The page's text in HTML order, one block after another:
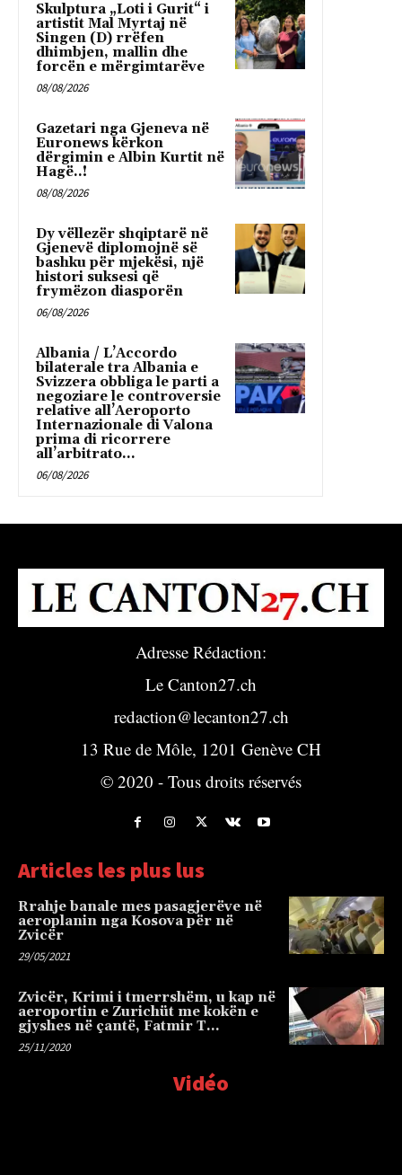
Skulptura „Loti i Gurit“ i
artistit Mal Myrtaj në
Singen (D) rrëfen
dhimbjen, mallin dhe
forcën e mërgimtarëve
08/08/2026
Gazetari nga Gjeneva në
Euronews kërkon
dërgimin e Albin Kurtit në
Hagë..!
08/08/2026
Dy vëllezër shqiptarë në
Gjenevë diplomojnë së
bashku për mjekësi, një
histori suksesi që
frymëzon diasporën
06/08/2026
Albania / L’Accordo
bilaterale tra Albania e
Svizzera obbliga le parti a
negoziare le controversie
relative all’Aeroporto
Internazionale di Valona
prima di ricorrere
all’arbitrato...
06/08/2026
Adresse Rédaction:
Le Canton27.ch
redaction@lecanton27.ch
13 Rue de Môle, 1201 Genève CH
© 2020 - Tous droits réservés
Articles les plus lus
Rrahje banale mes pasagjerëve në
aeroplanin nga Kosova për në
Zvicër
29/05/2021
Zvicër, Krimi i tmerrshëm, u kap në
aeroportin e Zurichüt me kokën e
gjyshes në çantë, Fatmir T…
25/11/2020
Vidéo